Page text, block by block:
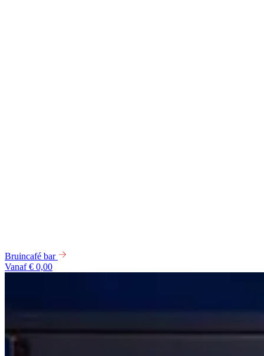
Bruincafé bar
Vanaf € 0,00